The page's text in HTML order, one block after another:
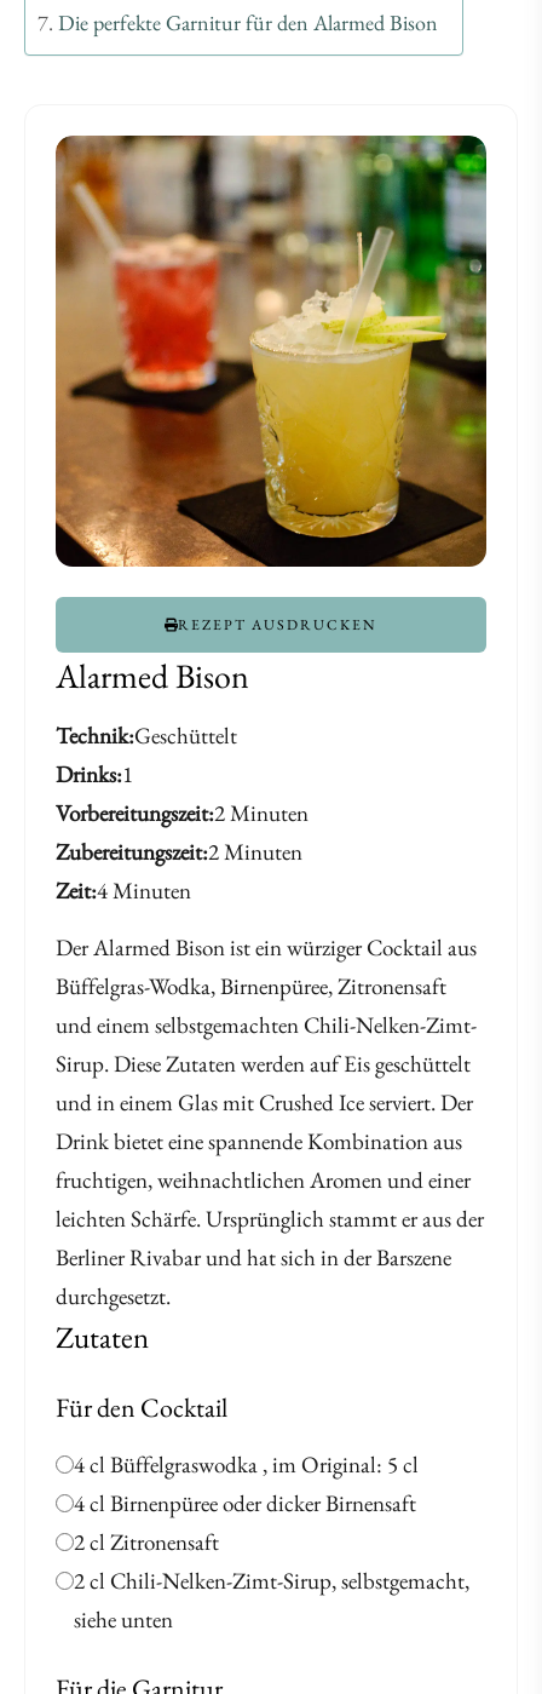
Die perfekte Garnitur für den Alarmed Bison
Alarmed Bison
Technik Geschüttelt
Drinks 1
Vorbereitungszeit 2 Minuten
Zubereitungszeit 2 Minuten
Zeit 4 Minuten
Der Alarmed Bison ist ein würziger Cocktail aus
Büffelgras-Wodka, Birnenpüree, Zitronensaft
und einem selbstgemachten Chili-Nelken-Zimt-
Sirup. Diese Zutaten werden auf Eis geschüttelt
und in einem Glas mit Crushed Ice serviert. Der
Drink bietet eine spannende Kombination aus
fruchtigen, weihnachtlichen Aromen und einer
leichten Schärfe. Ursprünglich stammt er aus der
Berliner Rivabar und hat sich in der Barszene
durchgesetzt.
REZEPT AUSDRUCKEN
Zutaten
Für den Cocktail
4 cl Büffelgraswodka , im Original: 5 cl
4 cl Birnenpüree oder dicker Birnensaft
2 cl Zitronensaft
2 cl Chili-Nelken-Zimt-Sirup, selbstgemacht,
siehe unten